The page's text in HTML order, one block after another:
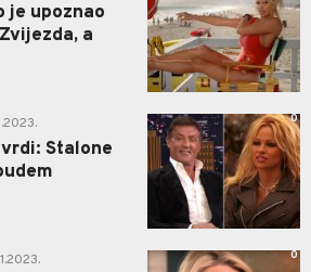
je upoznao
a
Stalone
0
0